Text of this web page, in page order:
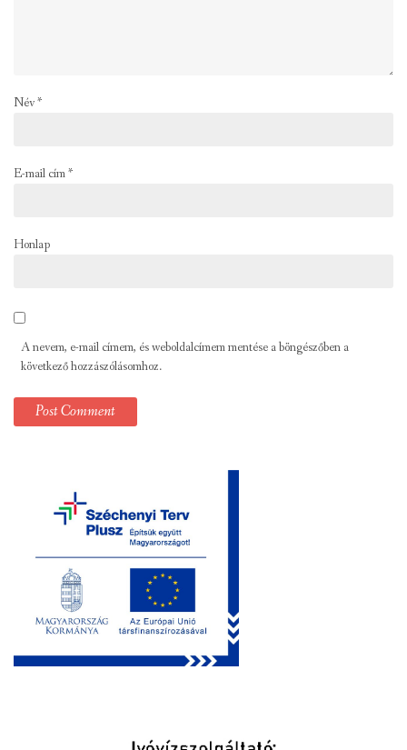
Név*
E-mail cím*
Honlap
A nevem, e-mail címem, és weboldalcímem mentése a böngészőben a
következő hozzászólásomhoz.